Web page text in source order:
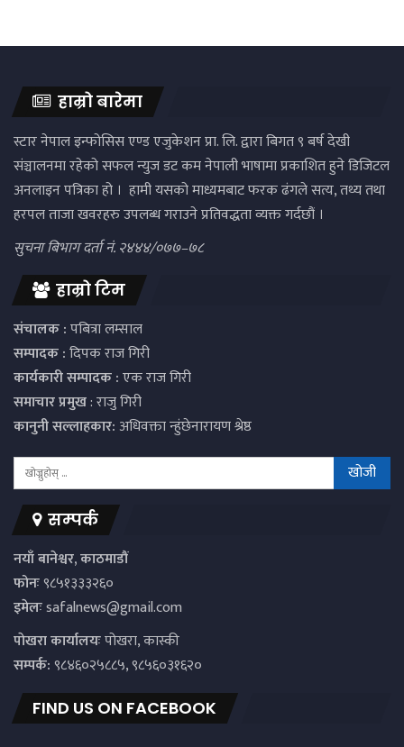
हाम्रो बारेमा
स्टार नेपाल इन्फोसिस एण्ड एजुकेशन प्रा. लि. द्वारा बिगत ९ बर्ष देखी
संञ्चालनमा रहेको सफल न्युज डट कम नेपाली भाषामा प्रकाशित हुने डिजिटल
अनलाइन पत्रिका हो । हामी यसको माध्यमबाट फरक ढंगले सत्य, तथ्य तथा
हरपल ताजा खवरहरु उपलब्ध गराउने प्रतिवद्धता व्यक्त गर्दछौं ।
सुचना बिभाग दर्ता नं. २४४४/०७७–७८
हाम्रो टिम
संचालक :पबित्रा लम्साल
सम्पादक :दिपक राज गिरी
कार्यकारी सम्पादक :एक राज गिरी
समाचार प्रमुख: राजु गिरी
कानुनी सल्लाहकार:अधिवक्ता न्हुंछेनारायण श्रेष्ठ
सम्पर्क
नयाँ बानेश्वर, काठमाडौं
फोनः९८५१३३३२६०
इमेलःsafalnews@gmail.com
पाेखरा कार्यालयःपोखरा, कास्की
सम्पर्क:९८४६०२५८८५, ९८५६०३१६२०
FIND US ON FACEBOOK